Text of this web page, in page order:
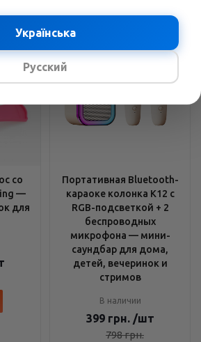
со
—
для
Портативная Bluetooth-
караоке колонка K12 с
RGB-подсветкой + 2
беспроводных
микрофона — мини-
саундбар для дома,
детей, вечеринок и
стримов
В наличии
399 грн. /шт
798грн.
Українська
Русский